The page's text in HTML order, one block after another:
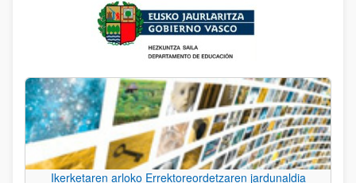
Ikerketaren arloko Errektoreordetzaren jardunaldia